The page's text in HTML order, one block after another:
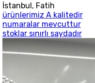
İstanbul, Fatih
ürünlerimiz A kalitedir
numaralar mevcuttur
stoklar sınırlı saydadır